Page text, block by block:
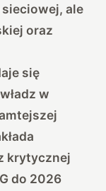
ale
oraz
się
w
krytycznej
do 2026